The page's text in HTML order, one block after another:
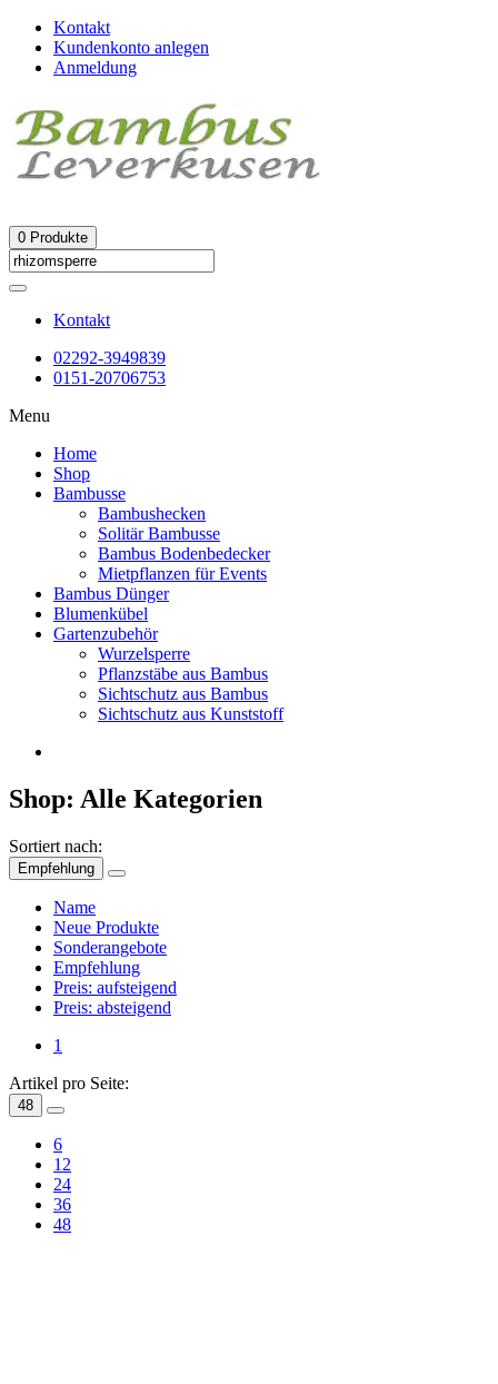
Kontakt
Kundenkonto anlegen
Anmeldung
0 Produkte
Kontakt
02292-3949839
0151-20706753
Menu
Home
Shop
Bambusse
Bambushecken
Solitär Bambusse
Bambus Bodenbedecker
Mietpflanzen für Events
Bambus Dünger
Blumenkübel
Gartenzubehör
Wurzelsperre
Pflanzstäbe aus Bambus
Sichtschutz aus Bambus
Sichtschutz aus Kunststoff
Shop: Alle Kategorien
Sortiert nach:
Empfehlung
Name
Neue Produkte
Sonderangebote
Empfehlung
Preis: aufsteigend
Preis: absteigend
1
Artikel pro Seite:
48
6
12
24
36
48